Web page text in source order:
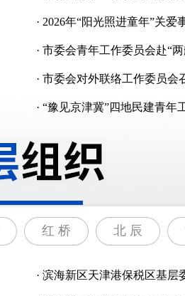
· 2026年“阳光照进童年”关
· 市委会青年工作委员会赴“
· 市委会对外联络工作委员会
· “豫见京津冀”四地民建青年
红 桥 北 辰
· 滨海新区天津港保税区基层